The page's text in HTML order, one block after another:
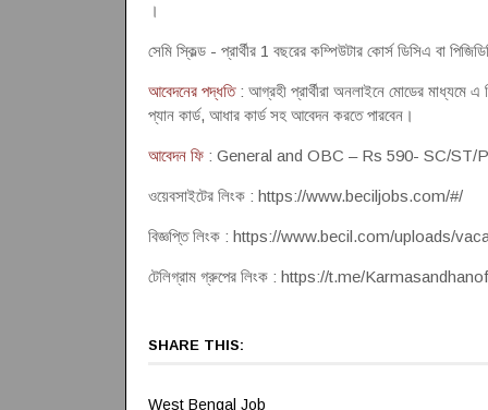
।
সেমি স্কিল্ড - প্রার্থীর 1 বছরের কম্পিউটার কোর্স ডিসিএ বা
আবেদনের পদ্ধতি: আগ্রহী প্রার্থীরা অনলাইনে মোডের মাধ্যমে এ
প্যান কার্ড, আধার কার্ড সহ আবেদন করতে পারবেন।
আবেদন ফি: General and OBC – Rs 590- SC/ST/
ওয়েবসাইটের লিংক : https://www.beciljobs.com/#/
বিজ্ঞপ্তি লিংক : https://www.becil.com/uploads/
টেলিগ্রাম গ্রুপের লিংক : https://t.me/
SHARE THIS:
West Bengal Job